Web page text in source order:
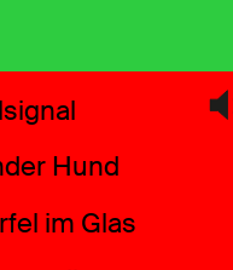
Hund
im Glas